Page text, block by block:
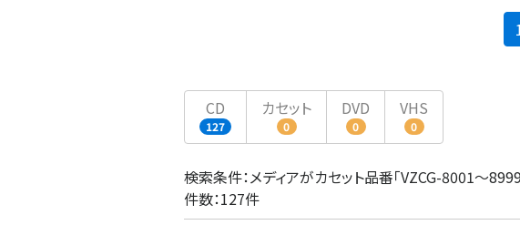
CD
127
カセット
0
DVD
0
VHS
0
検索条件：メディアがカセット品番「VZCG-8001〜8999
件数：127件